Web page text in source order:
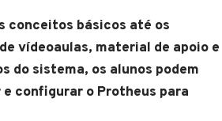
conceitos básicos até os
vídeoaulas, material de apoio e
do sistema, os alunos podem
configurar o Protheus para